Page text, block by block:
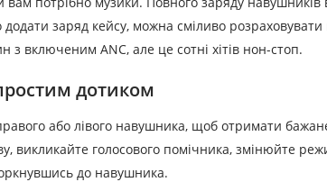
заряд кейсу, можна сміливо
з включеним ANC, але це сотні хітів нон-стоп.
дотиком
або лівого навушника, щоб отримати
викликайте голосового помічника, змінюйте
до навушника.